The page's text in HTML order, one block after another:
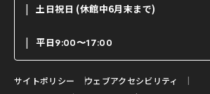
ご寄附について
よくいただくご質問
お問い合わせ
土日祝日 (休館中6月末まで)
平日9:00〜17:00
サイトポリシー
ウェブアクセシビリティ